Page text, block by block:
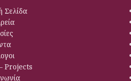
Σελίδα
Projects